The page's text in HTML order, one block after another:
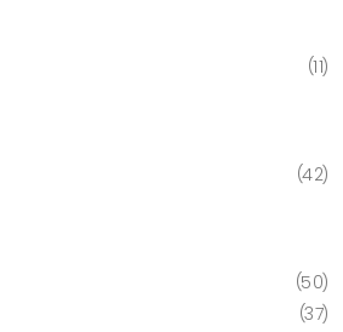
11
42
50
37